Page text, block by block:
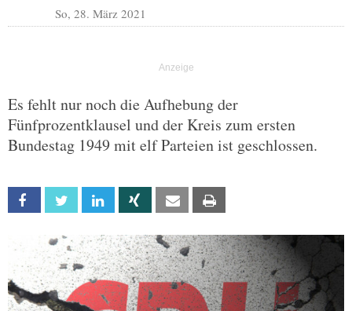
So, 28. März 2021
Es fehlt nur noch die Aufhebung der
Fünfprozentklausel und der Kreis zum ersten
Bundestag 1949 mit elf Parteien ist geschlossen.
Facebook Twitter Linkedin Xing Email